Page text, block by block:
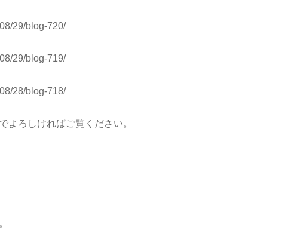
29/blog-720/
29/blog-719/
28/blog-718/
よろしければご覧ください。